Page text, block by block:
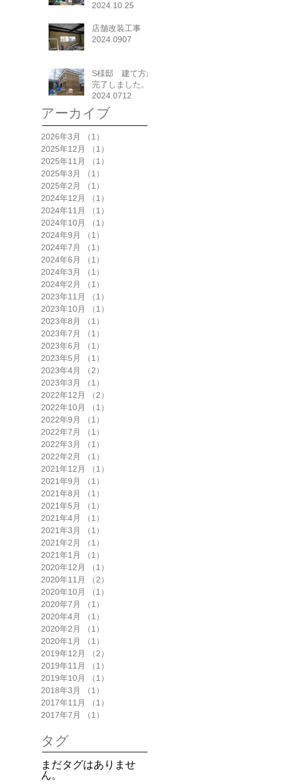
2024.10.25
店舗改装工事
2024.0907
S様邸 建て方が
完了しました。
2024.0712
アーカイブ
2026年3月 （1）
2025年12月
（1）
2025年11月
（1）
2025年3月
（1）
2025年2月
（1）
2024年12月
（1）
2024年11月
（1）
2024年10月
（1）
2024年9月
（1）
2024年7月
（1）
2024年6月
（1）
2024年3月
（1）
2024年2月
（1）
2023年11月
（1）
2023年10月
（1）
2023年8月
（1）
2023年7月
（1）
2023年6月
（1）
2023年5月
（1）
2023年4月
（2）
2023年3月
（1）
2022年12月
（2）
2022年10月
（1）
2022年9月
（1）
2022年7月
（1）
2022年3月
（1）
2022年2月
（1）
2021年12月
（1）
2021年9月
（1）
2021年8月
（1）
2021年5月
（1）
2021年4月
（1）
2021年3月
（1）
2021年2月
（1）
2021年1月
（1）
2020年12月
（1）
2020年11月
（2）
2020年10月
（1）
2020年7月
（1）
2020年4月
（1）
2020年2月
（1）
2020年1月
（1）
2019年12月
（2）
2019年11月
（1）
2019年10月
（1）
2018年3月
（1）
2017年11月
（1）
2017年7月
（1）
タグ
まだタグはありませ
ん。